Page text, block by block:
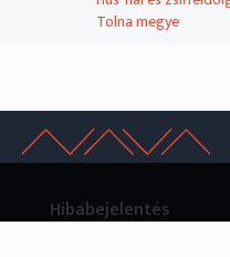
Tolna megye
Hibabejelentés